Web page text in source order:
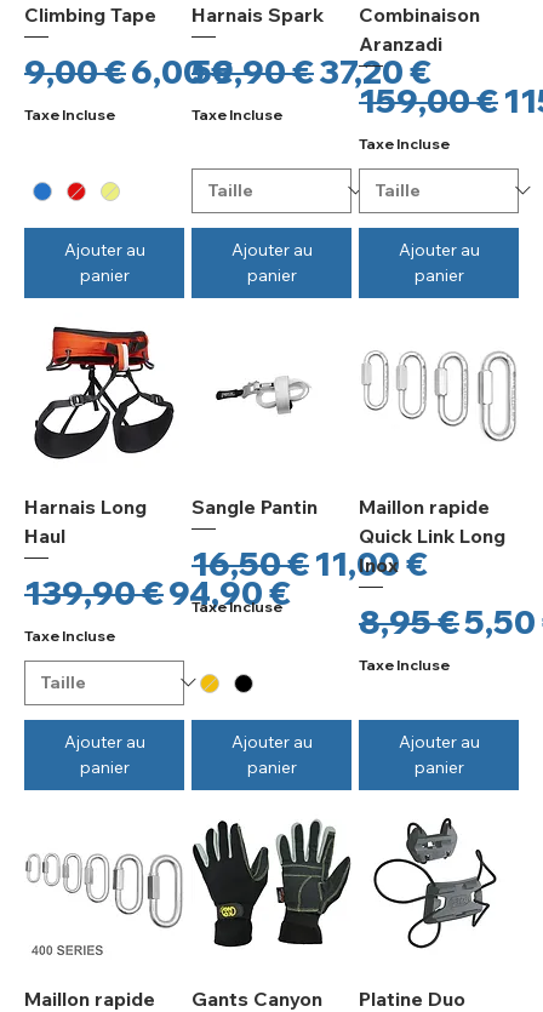
Climbing Tape
Prix original
9,00 €Prix promotionnel
6,00 €
Taxe Incluse
Ajouter au
panier
Harnais Spark
Prix original
59,90 €Prix
37,20 €
Taxe Incluse
Ajouter au
panier
Combinaison
Aranzadi
Prix
159,00 €
Taxe Incluse
Ajouter au
panier
Harnais Long
Haul
Prix original
139,90 €Prix promotionnel
94,90 €
Taxe Incluse
Ajouter au
panier
Sangle Pantin
Prix original
16,50 €Prix
11,00 €
Taxe Incluse
Ajouter au
panier
Maillon rapide
Quick Link Long
Inox
Prix
8,95 €Prix
5,50
Taxe Incluse
Ajouter au
panier
Maillon rapide
Gants Canyon
Platine Duo